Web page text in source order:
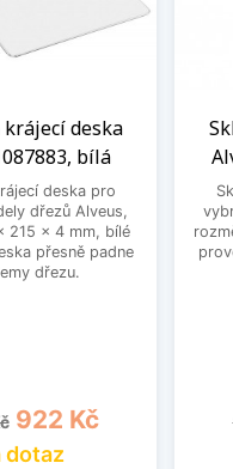
deska
bílá
deska pro
dřezů Alveus,
215 x 4 mm, bílé
přesně padne
dřezu.
Cena
922 Kč
dotaz